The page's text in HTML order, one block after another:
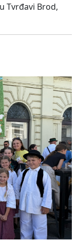
Tvrđavi Brod,